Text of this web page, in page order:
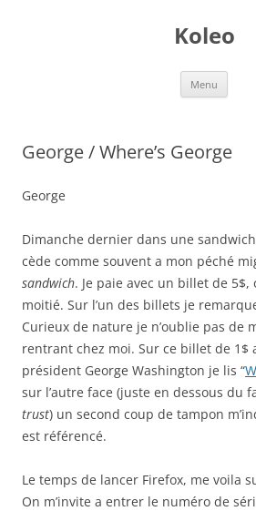
Koleo
Menu
George / Where’s George
George
Dimanche dernier dans une
cède comme souvent a mon péché
sandwich. Je paie avec un billet de 5$,
moitié. Sur l’un des billets je
Curieux de nature je n’oublie pas de
rentrant chez moi. Sur ce billet de 1$
président George Washington je lis “
sur l’autre face (juste en dessous du
trust) un second coup de tampon
est référencé.
Le temps de lancer Firefox, me voila
On m’invite a entrer le numéro de